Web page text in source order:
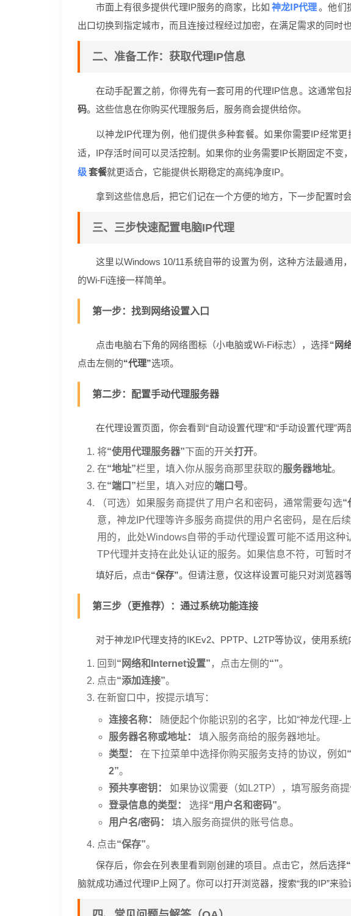
市面上有很多提供代理IP服务的商家，比如 神龙IP代理 。他们
出口切换到指定城市，而且连接过程经过加密，在满足需求的同时
二、准备工作：获取代理IP信息
在动手配置之前，你得先有一套可用的代理IP信息。这通常包
码。这些信息在你购买代理服务后，服务商会提供给你。
以神龙IP代理为例，他们提供多种套餐。如果你需要IP经常
适，IP存活时间可以灵活控制。如果你的业务需要IP长期固定不变
级套餐就更适合，它能提供长期稳定的高纯净度IP。
拿到这些信息后，把它们记在一个方便的地方，下一步配置时会
三、三步快速配置电脑IP代理
这里以Windows 10/11系统自带的设置为例，这种方法最通用
的Wi-Fi连接一样简单。
第一步：找到网络设置入口
点击电脑右下角的网络图标（小电脑或Wi-Fi标志），选择“网
点击左侧的“代理”选项。
第二步：配置手动代理服务器
在代理设置页面，你会看到“自动设置代理”和“手动设置代理”两
将“使用代理服务器”下面的开关打开。
在“地址”栏里，填入你从服务商那里获取的服务器地址。
在“端口”栏里，填入对应的端口号。
（可选）如果服务商提供了用户名和密码，通常需要勾选“
意，神龙IP代理等许多服务商提供的用户名密码，是在后
用的，此处Windows自带的手动代理设置可能不适用这
TP代理并支持在此处认证的服务。如果信息不符，可暂时
填好后，点击“保存”。但请注意，仅这样设置可能只对浏览器
第三步（更推荐）：通过系统功能连接
对于神龙IP代理支持的IKEv2、PPTP、L2TP等协议，使用系统
回到 “网络和Internet设置” ，点击左侧的“”。
点击“添加连接”。
在新窗口中，按提示填写：
连接名称：
随便起个你能识别的名字，比如“神龙代理-上
服务器名称或地址：
填入服务商给的服务器地址。
类型：
在下拉菜单中选择你购买服务支持的协议，例如
2”。
预共享密钥：
如果协议需要（如L2TP），填写服务商提
登录信息的类型：
选择“用户名和密码”。
用户名/密码：
填入服务商提供的账号信息。
点击“保存”。
保存后，你会在列表里看到刚创建的项目。点击它，然后选择
脑就成功通过代理IP上网了。你可以打开浏览器，搜索“我的IP”来